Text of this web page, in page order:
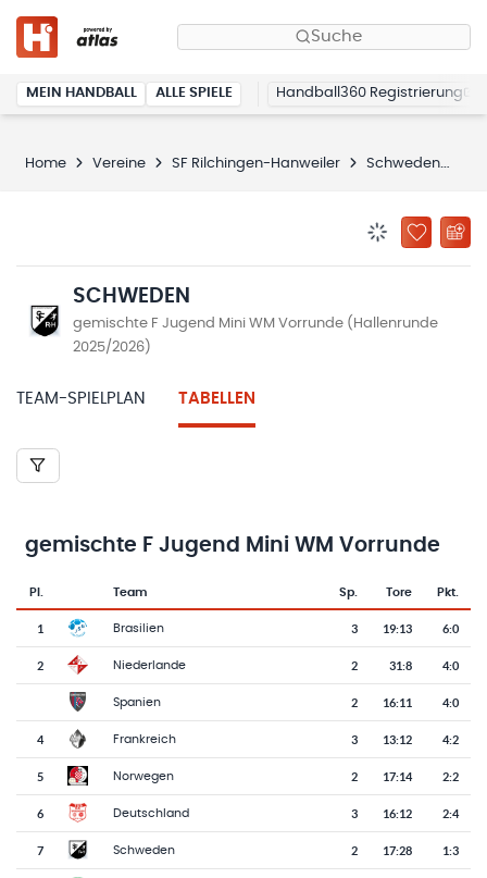
Suche
MEIN HANDBALL ALLE SPIELE Handball360 Registrierung
Home Vereine SF Rilchingen-Hanweiler Schweden
ZU
SCHWEDEN
gemischte F Jugend Mini WM Vorrunde (Hallenrunde
2025/2026)
TEAM-SPIELPLAN TABELLEN
gemischte F Jugend Mini WM Vorrunde
Tabelle mit Vereinsplatzierungen, Spielen, Toren und Punkten
Pl.
Team-Logo
Team Sp. Tore Pkt.
1 Brasilien 3 19:13 6:0
2 Niederlande 2 31:8 4:0
Spanien 2 16:11 4:0
4 Frankreich 3 13:12 4:2
5 Norwegen 2 17:14 2:2
6 Deutschland 3 16:12 2:4
7 Schweden 2 17:28 1:3